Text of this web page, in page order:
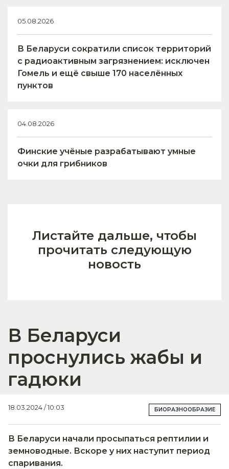
05.08.2026
В Беларуси сократили список территорий
с радиоактивным загрязнением: исключен
Гомель и ещё свыше 170 населённых
пунктов
04.08.2026
Финские учёные разрабатывают умные
очки для грибников
Листайте дальше, чтобы
прочитать следующую
новость
В Беларуси
проснулись жабы и
гадюки
18.03.2024 / 10:03 БИОРАЗНООБРАЗИЕ
В Беларуси начали просыпаться рептилии и
земноводные. Вскоре у них наступит период
спаривания.